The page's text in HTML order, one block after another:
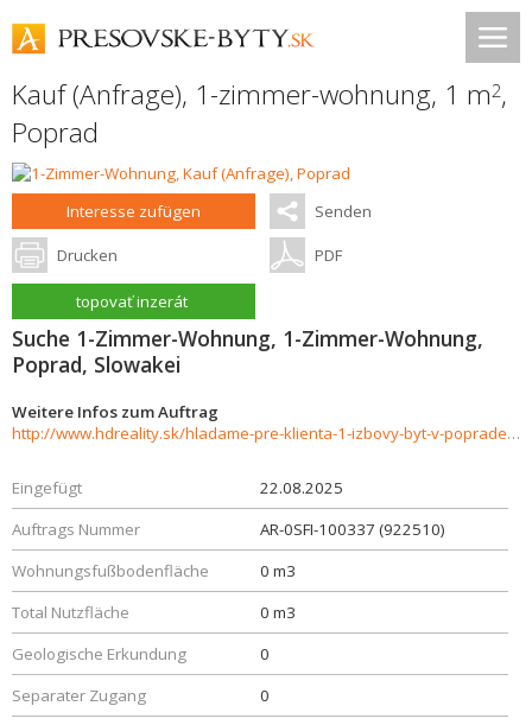
Kauf (Anfrage), 1-zimmer-wohnung, 1 m2,
Poprad
Interesse zufügen Senden
Drucken PDF
topovať inzerát
Suche 1-Zimmer-Wohnung, 1-Zimmer-Wohnung,
Poprad, Slowakei
Weitere Infos zum Auftrag
http://www.hdreality.sk/hladame-pre-klienta-1-izbovy-byt-v-poprade-sidlisko-pod-skalkou-926182
Eingefügt
22.08.2025
Auftrags Nummer
AR-0SFI-100337 (922510)
Wohnungsfußbodenfläche
0 m3
Total Nutzfläche
0 m3
Geologische Erkundung
0
Separater Zugang
0